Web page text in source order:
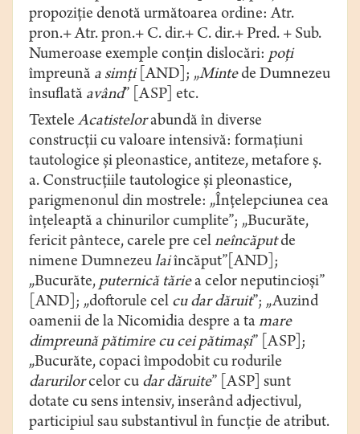
propoziție denotă următoarea ordine: Atr.
pron.+ Atr. pron.+ C. dir.+ C. dir.+ Pred. + Sub.
Numeroase exemple conțin dislocări: poți
împreună a simți[AND]; „Mintede Dumnezeu
însuflată având” [ASP] etc.
TexteleAcatistelorabundă în diverse
construcții cu valoare intensivă: formațiuni
tautologice și pleonastice, antiteze, metafore ș.
a. Construcțiile tautologice și pleonastice,
parigmenonul din mostrele: „Înțelepciunea cea
înțeleaptă a chinurilor cumplite”; „Bucurăte,
fericit pântece, carele pre celneîncăputde
nimene Dumnezeulaiîncăput”[AND];
„Bucurăte, puternică tăriea celor neputincioși”
[AND]; „doftorule cel cu dar dăruit”; „Auzind
oamenii de la Nicomidia despre a ta mare
dimpreună pătimire cu cei pătimași” [ASP];
„Bucurăte, copaci împodobit cu rodurile
darurilorcelor cu dar dăruite” [ASP] sunt
dotate cu sens intensiv, inserând adjectivul,
participiul sau substantivul în funcție de atribut.